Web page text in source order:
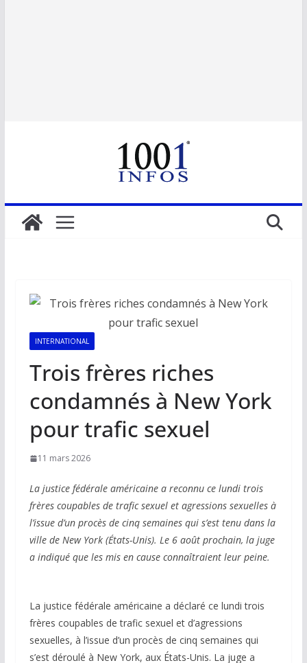
INTERNATIONAL
Trois frères riches
condamnés à New York
pour trafic sexuel
11 mars 2026
La justice fédérale américaine a reconnu ce lundi trois
frères coupables de trafic sexuel et agressions sexuelles à
l’issue d’un procès de cinq semaines qui s’est tenu dans la
ville de New York (États-Unis). Le 6 août prochain, la juge
a indiqué que les mis en cause connaîtraient leur peine.
La justice fédérale américaine a déclaré ce lundi trois
frères coupables de trafic sexuel et d’agressions
sexuelles, à l’issue d’un procès de cinq semaines qui
s’est déroulé à New York, aux États-Unis. La juge a